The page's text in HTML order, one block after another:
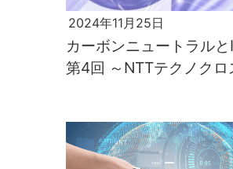
2024年11月25日
カーボンニュートラル
第4回 ～NTTテクノクロ